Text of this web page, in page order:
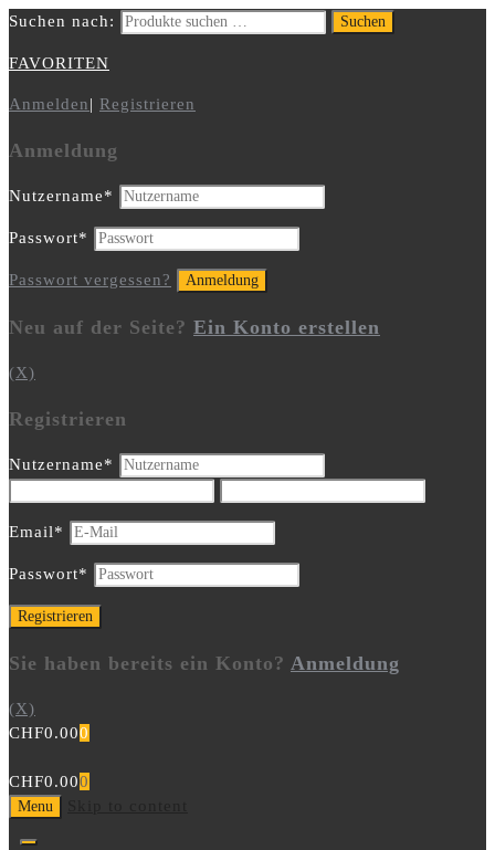
Suchen nach: Suchen
FAVORITEN
Anmelden| Registrieren
Anmeldung
Nutzername*
Passwort*
Passwort vergessen?
Neu auf der Seite? Ein Konto erstellen
(X)
Registrieren
Nutzername*
Email*
Passwort*
Sie haben bereits ein Konto? Anmeldung
(X)
CHF0.000
CHF0.000
Menu